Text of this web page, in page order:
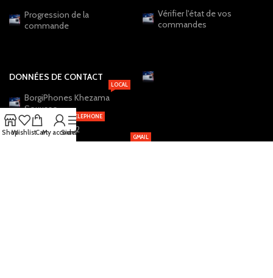
Progression de la
commande
Vérifier l'état de vos
commandes
DONNÉES DE CONTACT
BorgiPhones Khezama
Souusse
LOCAL
+216 20 12 19 22
TELEPHONE
GMAIL
ShopWishlistCartMy account
Sidebar